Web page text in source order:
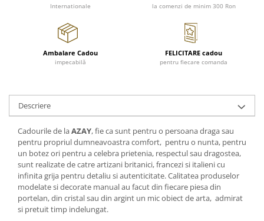
SET PENTRU BĂUTURI
TĂVI SI ACCESORII
ACCESORII PENTRU FEMEI
RAME SI ALBUME FOTO
CARAFE
FRUCTIERE ARGINTATE
ACCESORII PENTRU BĂRBAȚI
ACCESORII PENTRU BIROU
BOLURI DECO
AROME DE INTERIOR
TEXTILE
ESMERALDA BLANC, GOLD,
HEMISPHERE
KHAZARD OR &AMP; PLATINE
CHINOISERIE GREEN
100 YEARS
BLANC SUR BLANC
GROSGRAIN
LACE GOLD
LACE PLATINUM
TONDO DONI
NETTARE DI VINO
NOTTE DI STELLE
PLINIO
YOUNG
VIP
PIUME
AURIS
BOTANIC GARDEN
BABY COLLECTION
LOVE KNOTS SILVER
WITH LOVE SILVER
WITH LOVE BLACK
WITH LOVE WHITE
INFINITY
WISH
LOVE KNOTS GOLD
WITH LOVE NOUVEAU
Internationale la comenzi de minim 300 Ron
Ambalare Cadou
impecabilă
FELICITARE cadou
pentru fiecare comanda
Descriere
Cadourile de laAZAY, fie ca sunt pentru o persoana draga sau
pentru propriul dumneavoastra comfort, pentru o nunta, pentru
un botez ori pentru a celebra prietenia, respectul sau dragostea,
sunt realizate de catre artizani britanici, francezi si italieni cu
infinita grija pentru detaliu si autenticitate. Calitatea produselor
modelate si decorate manual au facut din fiecare piesa din
portelan, din cristal sau din argint un mic obiect de arta, admirat
si pretuit timp indelungat.